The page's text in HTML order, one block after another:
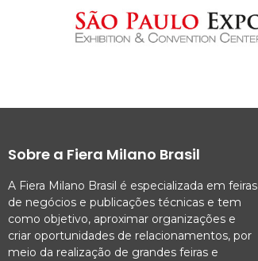
Sobre a Fiera Milano Brasil
A Fiera Milano Brasil é especializada em feiras
de negócios e publicações técnicas e tem
como objetivo, aproximar organizações e
criar oportunidades de relacionamentos, por
meio da realização de grandes feiras e